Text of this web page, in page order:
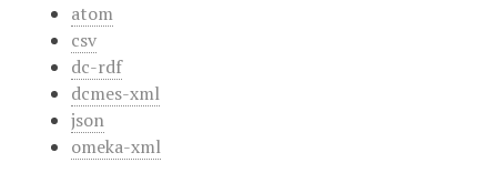
atom
csv
dc-rdf
dcmes-xml
json
omeka-xml